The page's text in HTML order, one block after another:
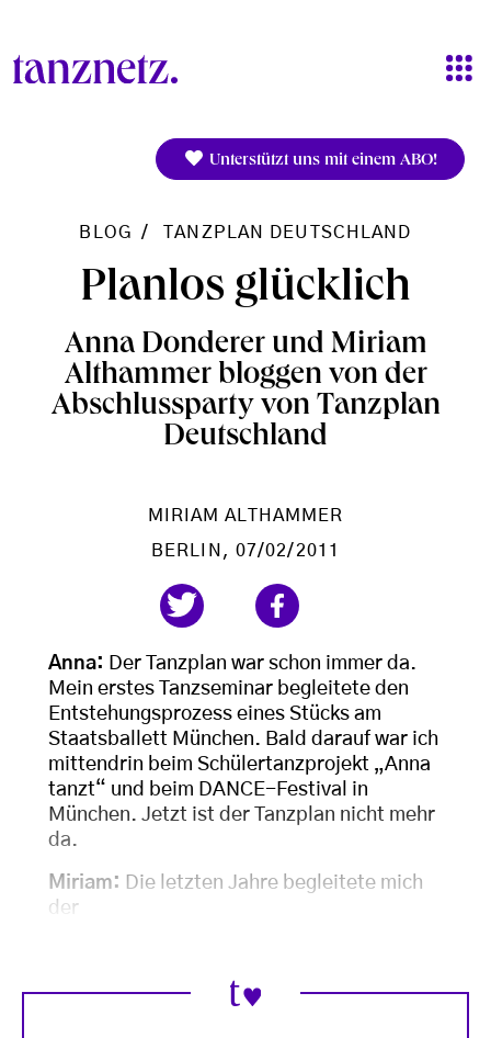
Unterstützt uns mit einem ABO!
BLOG TANZPLAN DEUTSCHLAND
Planlos glücklich
Anna Donderer und Miriam
Althammer bloggen von der
Abschlussparty von Tanzplan
Deutschland
MIRIAM ALTHAMMER
BERLIN , 07/02/2011
Anna: Der Tanzplan war schon immer da.
Mein erstes Tanzseminar begleitete den
Entstehungsprozess eines Stücks am
Staatsballett München. Bald darauf war ich
mittendrin beim Schülertanzprojekt „Anna
tanzt“ und beim DANCE-Festival in
München. Jetzt ist der Tanzplan nicht mehr
da.
Miriam: Die letzten Jahre begleitete mich
der